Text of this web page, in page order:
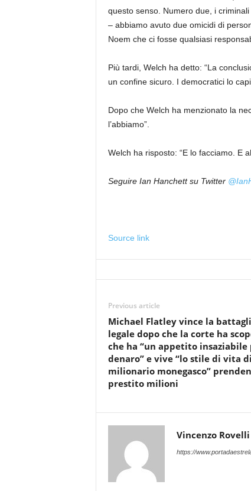
questo senso. Numero due, i
– abbiamo avuto due omicidi di
Noem che ci fosse qualsiasi
Più tardi, Welch ha detto: “La
un confine sicuro. I democratici lo
Dopo che Welch ha menzionato la
l’abbiamo”.
Welch ha risposto: “E lo facciamo. E
Seguire Ian Hanchett su Twitter
Source link
Previous article
Michael Flatley vince la
legale dopo che la corte ha
che ha “un appetito insaziabile
denaro” e vive “lo stile di vita
milionario monegasco”
prestito milioni
Vincenzo Rovelli
https://